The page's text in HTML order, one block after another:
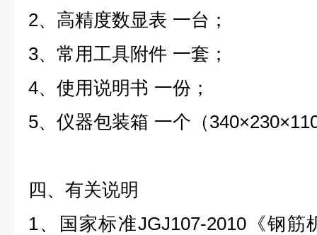
2、高精度数显表 一台；
3、常用工具附件 一套；
4、使用说明书 一份；
5、仪器包装箱 一个（
四、有关说明
1、国家标准JGJ107-2010 《钢